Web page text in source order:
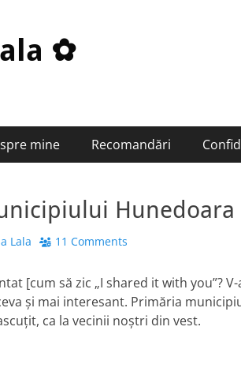
✿
mine Recomandări
Hunedoara
Lala 11 Comments
[cum să zic „I shared it with you”?
şi mai interesant. Primăria
ca la vecinii noştri din vest.